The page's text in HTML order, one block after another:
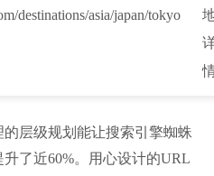
destinations/asia/japan/tokyo
层级规划能让搜索引擎蜘蛛
了近60%。用心设计的URL